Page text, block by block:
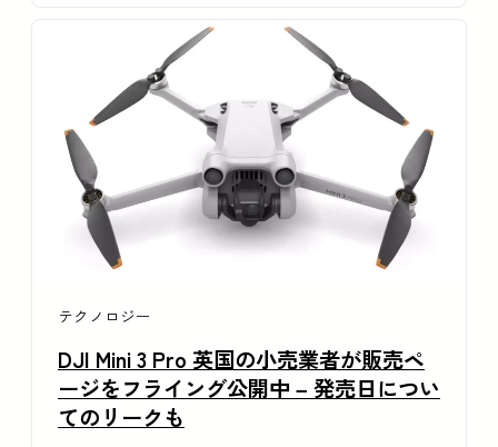
テクノロジー
DJI Mini 3 Pro 英国の小売業者が販売ペ
ージをフライング公開中 – 発売日につい
てのリークも